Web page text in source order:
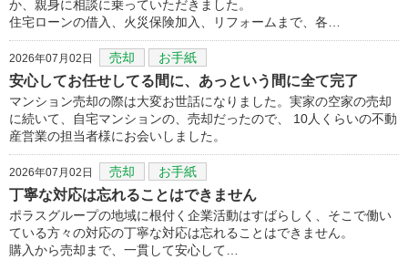
か、親身に相談に乗っていただきました。
住宅ローンの借入、火災保険加入、リフォームまで、各…
2026年07月02日 売却 お手紙
安心してお任せしてる間に、あっという間に全て完了
マンション売却の際は大変お世話になりました。実家の空家の売却
に続いて、自宅マンションの、売却だったので、 10人くらいの不動
産営業の担当者様にお会いしました。
2026年07月02日 売却 お手紙
丁寧な対応は忘れることはできません
ポラスグループの地域に根付く企業活動はすばらしく、そこで働い
ている方々の対応の丁寧な対応は忘れることはできません。
購入から売却まで、一貫して安心して…